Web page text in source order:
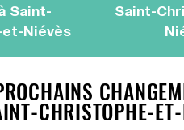
Saint-
Niévès
Saint-
CHRISTOPHE-